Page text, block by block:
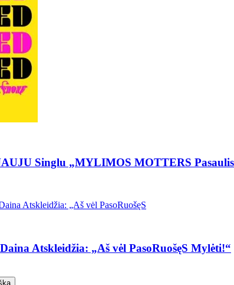
Singlu „MYLIMOS MOTTERS
Atskleidžia: „Aš vėl PasoRuošęS Mylėti!“